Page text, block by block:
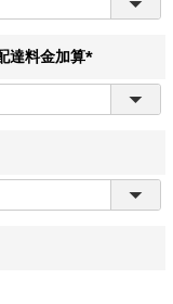
)達料金加算
(